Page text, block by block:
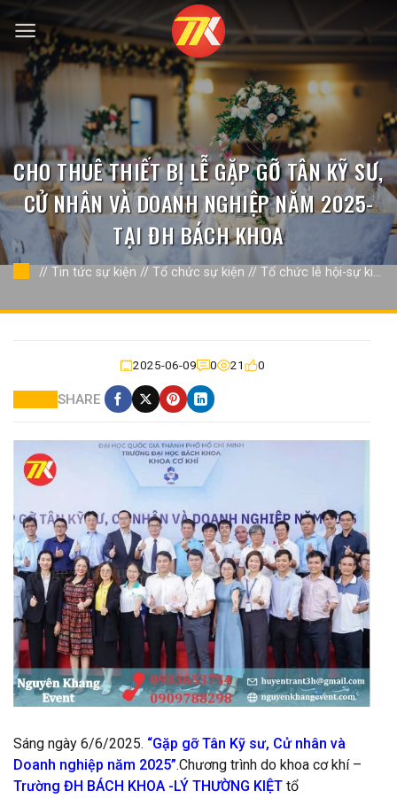
qua
nội
dung
CHO THUÊ THIẾT BỊ LỄ GẶP GỠ TÂN KỸ SƯ,
CỬ NHÂN VÀ DOANH NGHIỆP NĂM 2025-
TẠI ĐH BÁCH KHOA
// Tin tức sự kiện // Tổ chức sự kiện // Tổ chức lễ hội-sự kiện
2025-06-09 0 21 0
SHARE
Sáng ngày 6/6/2025. “Gặp gỡ Tân Kỹ sư, Cử nhân và
Doanh nghiệp năm 2025”.Chương trình do khoa cơ khí –
Trường ĐH BÁCH KHOA -LÝ THƯỜNG KIỆT tổ